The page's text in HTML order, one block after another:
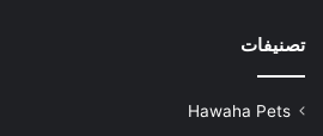
تصنيفات
Hawaha Pets